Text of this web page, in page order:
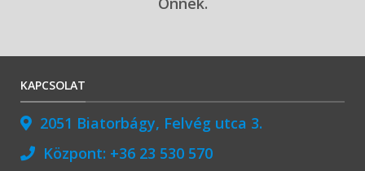
KAPCSOLAT
2051 Biatorbágy, Felvég utca 3.
Központ: +36 23 530 570